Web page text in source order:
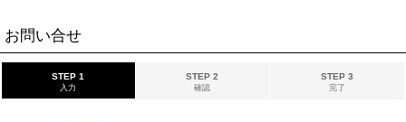
お問い合せ
STEP 1
入力
STEP 2
確認
STEP 3
完了